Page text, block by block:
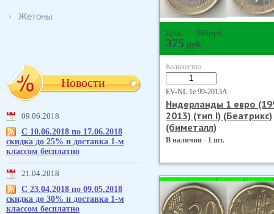
Жетоны
Новости
09.06.2018
С 10.06.2018 по 17.06.2018
скидка до 25% и доставка 1-м
классом бесплатно
21.04.2018
С 23.04.2018 по 09.05.2018
скидка до 30% и доставка 1-м
классом бесплатно
Цена 395руб.
375 руб.
Количество
EV-NL 1е 99-2013А
Нидерланды 1 евро
2013) (тип I) (Беатрикс)
(биметалл)
В наличии - 1 шт.